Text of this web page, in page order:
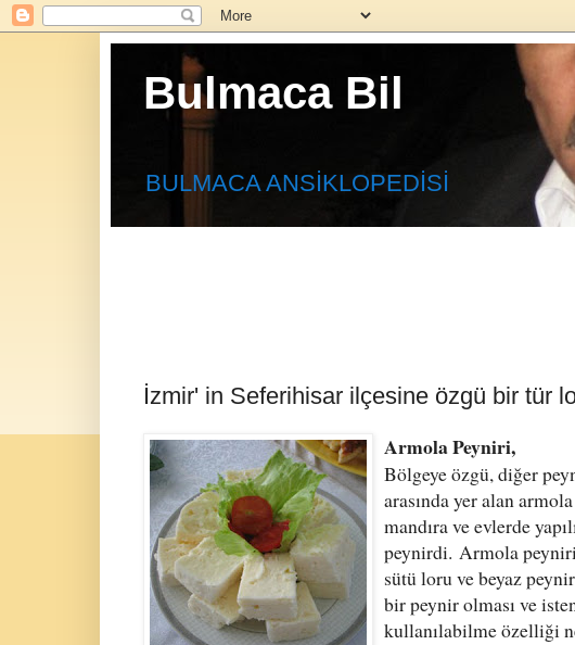
Bulmaca Bil
BULMACA ANSİKLOPEDİSİ
İzmir' in Seferihisar ilçesine özgü bir tür
Armola Peyniri,
Bölgeye özgü, diğer
arasında yer alan
mandıra ve evlerde
peynirdi. Armola
sütü loru ve beyaz
bir peynir olması ve
kullanılabilme özelliği